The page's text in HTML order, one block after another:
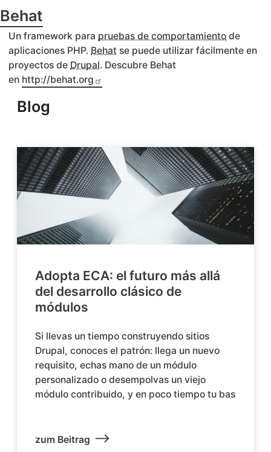
Behat
Un framework para pruebas de comportamiento de
aplicaciones PHP. Behat se puede utilizar fácilmente en
proyectos de Drupal. Descubre Behat
en http://behat.org
Blog
Adopta ECA: el futuro más allá
del desarrollo clásico de
módulos
Si llevas un tiempo construyendo sitios
Drupal, conoces el patrón: llega un nuevo
requisito, echas mano de un módulo
personalizado o desempolvas un viejo
módulo contribuido, y en poco tiempo tu bas
zum Beitrag